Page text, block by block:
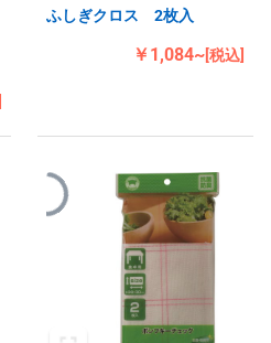
ふしぎクロス 2枚入
￥1,084~[税込]